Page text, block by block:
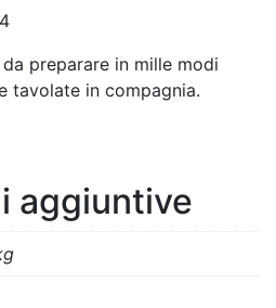
preparare in mille modi
tavolate in compagnia.
aggiuntive